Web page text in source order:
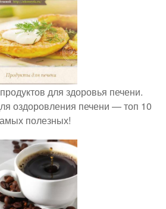
для здоровья печени.
оздоровления печени — топ 10
полезных!